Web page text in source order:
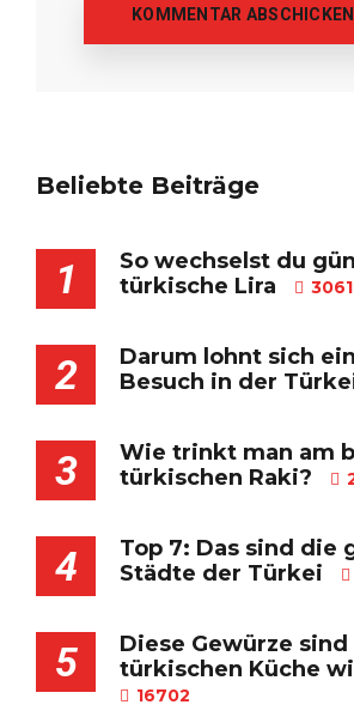
Beliebte Beiträge
1
So wechselst du
türkische Lira
2
Darum lohnt sich
Besuch in der
3
Wie trinkt man am
türkischen Raki?
4
Top 7: Das sind die
Städte der Türkei
5
Diese Gewürze
türkischen Küche
16702